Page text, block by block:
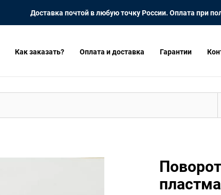
Доставка почтой в любую точку России. Оплата при
Как заказать? Оплата и доставка Гарантии